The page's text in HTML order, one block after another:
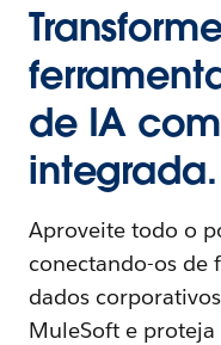
de IA
integrada.
Aproveite todo o
conectando-os de
dados
MuleSoft e